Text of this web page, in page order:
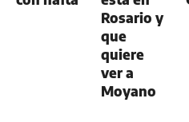
Rosario y
que
quiere
ver a
Moyano